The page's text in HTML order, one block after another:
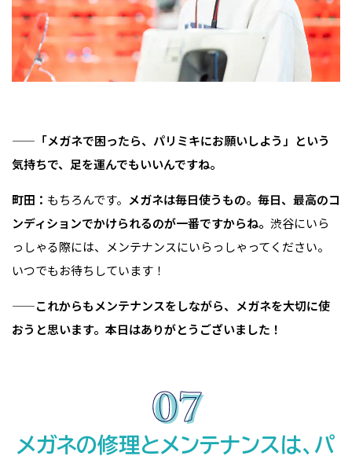
——「メガネで困ったら、パリミキにお願いしよう」という
気持ちで、足を運んでもいいんですね。
町田： もちろんです。 メガネは毎日使うもの。毎日、最高のコ
ンディションでかけられるのが一番ですからね。 渋谷にいら
っしゃる際には、メンテナンスにいらっしゃってください。
いつでもお待ちしています！
——これからもメンテナンスをしながら、メガネを大切に使
おうと思います。本日はありがとうございました！
メガネの修理とメンテナンスは、パ